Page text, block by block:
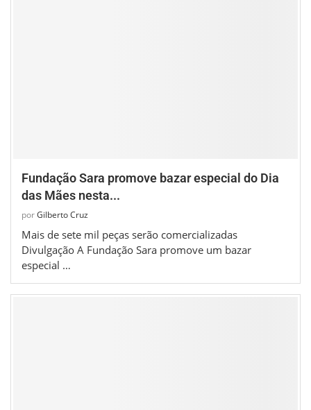
Fundação Sara promove bazar especial do Dia
das Mães nesta...
porGilberto Cruz
Mais de sete mil peças serão comercializadas
Divulgação A Fundação Sara promove um bazar
especial …